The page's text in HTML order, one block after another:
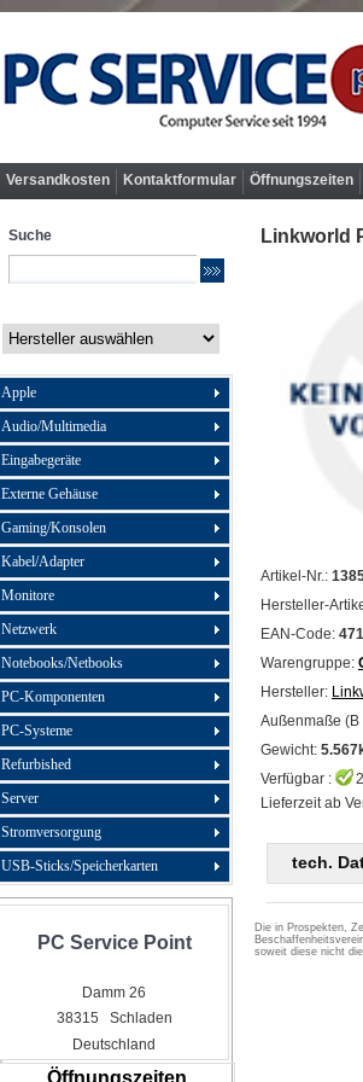
Versandkosten Kontaktformular Öffnungszeiten
Suche
Apple
Audio/Multimedia
Eingabegeräte
Externe Gehäuse
Gaming/Konsolen
Kabel/Adapter
Monitore
Netzwerk
Notebooks/Netbooks
PC-Komponenten
PC-Systeme
Refurbished
Server
Stromversorgung
USB-Sticks/Speicherkarten
PC Service Point
Damm 26
38315 Schladen
Deutschland
Öffnungszeiten
Linkworld
Artikel-Nr.:
Hersteller-
EAN-Code:
Warengruppe:
Hersteller:
Außenmaße (B
Gewicht:
Verfügbar :
Lieferzeit ab
tech.
Die in Prospekten,
soweit diese nicht